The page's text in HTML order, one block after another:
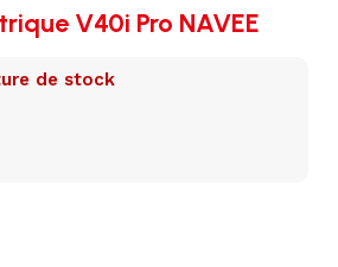
V40i Pro NAVEE
de stock